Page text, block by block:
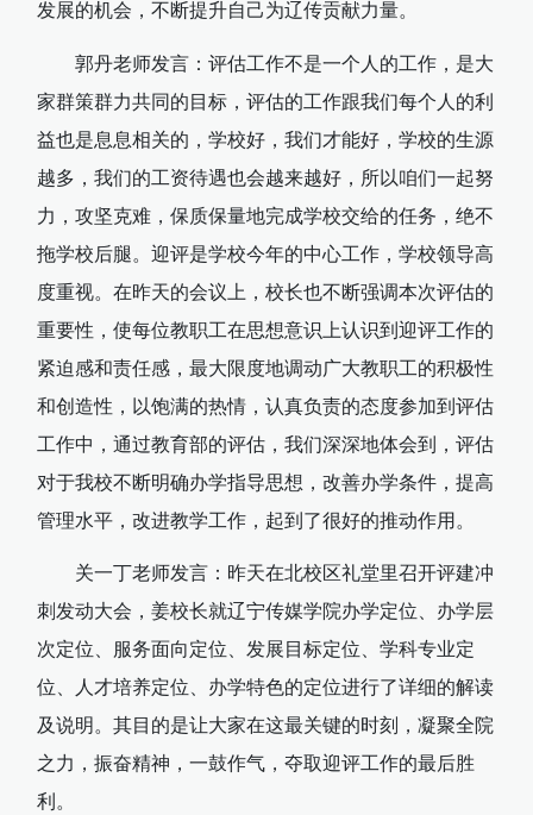
发展的机会，不断提升自己为辽传贡献力量。
郭丹老师发言：评估工作不是一个人的工作，是大
家群策群力共同的目标，评估的工作跟我们每个人的利
益也是息息相关的，学校好，我们才能好，学校的生源
越多，我们的工资待遇也会越来越好，所以咱们一起努
力，攻坚克难，保质保量地完成学校交给的任务，绝不
拖学校后腿。迎评是学校今年的中心工作，学校领导高
度重视。在昨天的会议上，校长也不断强调本次评估的
重要性，使每位教职工在思想意识上认识到迎评工作的
紧迫感和责任感，最大限度地调动广大教职工的积极性
和创造性，以饱满的热情，认真负责的态度参加到评估
工作中，通过教育部的评估，我们深深地体会到，评估
对于我校不断明确办学指导思想，改善办学条件，提高
管理水平，改进教学工作，起到了很好的推动作用。
关一丁老师发言：昨天在北校区礼堂里召开评建冲
刺发动大会，姜校长就辽宁传媒学院办学定位、办学层
次定位、服务面向定位、发展目标定位、学科专业定
位、人才培养定位、办学特色的定位进行了详细的解读
及说明。其目的是让大家在这最关键的时刻，凝聚全院
之力，振奋精神，一鼓作气，夺取迎评工作的最后胜
利。